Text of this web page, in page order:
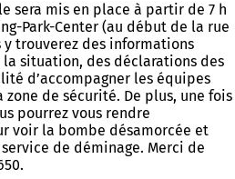
sera mis en place à partir de 7 h
Park-Center (au début de la rue
y trouverez des informations
situation, des déclarations des
d’accompagner les équipes
de sécurité. De plus, une fois
pourrez vous rendre
voir la bombe désamorcée et
de déminage. Merci de